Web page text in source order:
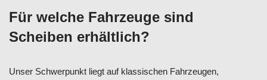
Für welche Fahrzeuge sind
Scheiben erhältlich?
Unser Schwerpunkt liegt auf klassischen Fahrzeugen,